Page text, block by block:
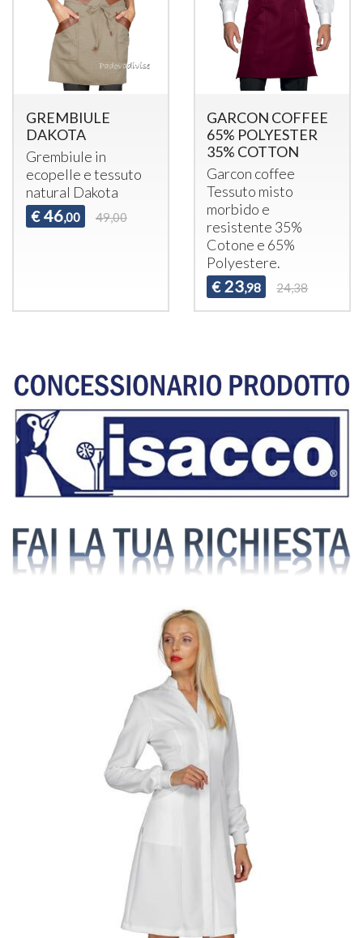
GREMBIULE
DAKOTA
Grembiule in
ecopelle e tessuto
natural Dakota
€ 46,00 49,00
GARCON COFFEE
65% POLYESTER
35% COTTON
Garcon coffee
Tessuto misto
morbido e
resistente 35%
Cotone e 65%
Polyestere.
€ 23,98 24,38